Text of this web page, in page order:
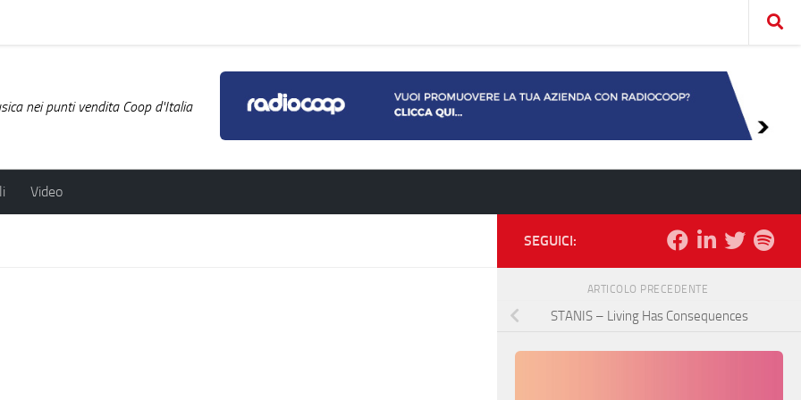
nei punti vendita Coop d'Italia
Video
SEGUICI:
ARTICOLO PRECEDENTE
STANIS – Living Has Consequences